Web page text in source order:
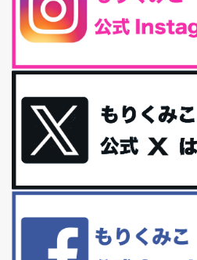
iHerb特大セール終了間近！みんな何
最近お風呂上がりの炭酸水をシリカシ
今回は、最近毎回定期的に購入してい
礼品トップ５を紹介します。今までい
更年期を穏やかに乗りきるために今で
アラフィフからの体と心の整え方。
といった更年期症状はまだ...
白髪・美容・免疫力、現代人に足りな
リーブオイルorごま油をたらす。&n...